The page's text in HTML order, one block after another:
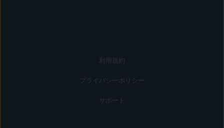
利用規約
プライバシーポリシー
サポート